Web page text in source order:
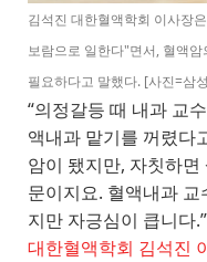
김석진 대한혈액학회 이사장
보람으로 일한다"면서, 혈액
필요하다고 말했다. [사진=삼
“의정갈등 때 내과 교
액내과 맡기를 꺼렸다
암이 됐지만, 자칫하
문이지요. 혈액내과
지만 자긍심이 큽니다.”
대한혈액학회 김석진